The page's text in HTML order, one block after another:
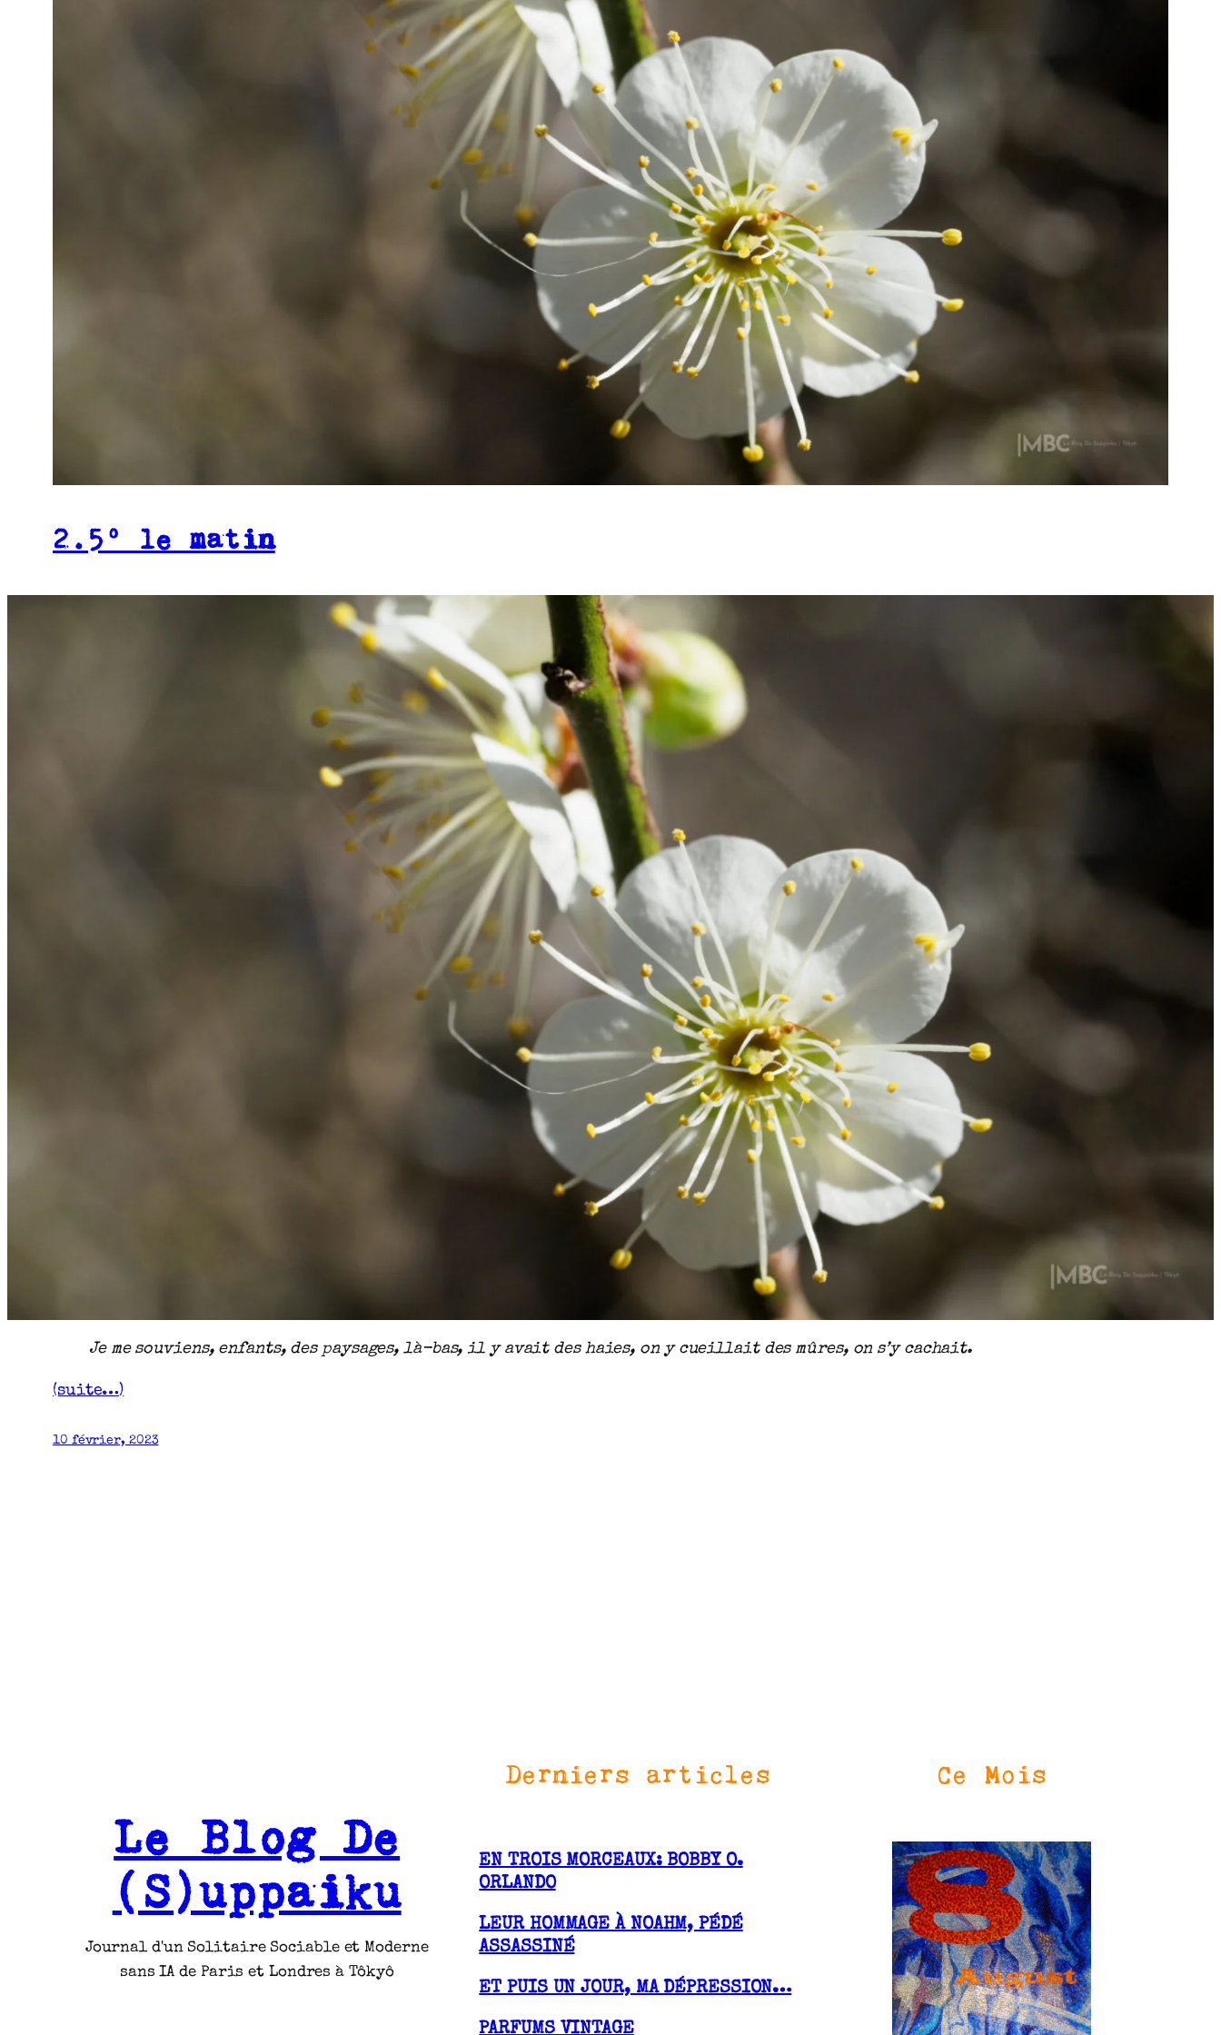
2.5° le matin
Je me souviens, enfants, des paysages, là-bas, il y avait des haies, on y cueillait des mûres, on s’y cachait.
(suite…)
10 février, 2023
Le Blog De
(S)uppaiku
Journal d'un Solitaire Sociable et Moderne
sans IA de Paris et Londres à Tôkyô
Derniers articles
EN TROIS MORCEAUX: BOBBY O.
ORLANDO
LEUR HOMMAGE À NOAHM, PÉDÉ
ASSASSINÉ
ET PUIS UN JOUR, MA DÉPRESSION…
PARFUMS VINTAGE
Ce Mois